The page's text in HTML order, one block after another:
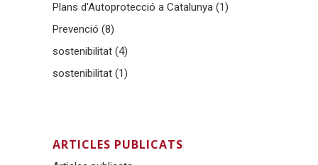
Plans d'Autoprotecció a Catalunya (1)
Prevenció (8)
sostenibilitat (4)
sostenibilitat (1)
ARTICLES PUBLICATS